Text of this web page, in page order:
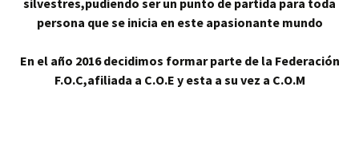
persona que se inicia en este apasionante mundo
En el año 2016 decidimos formar parte de la Federación
F.O.C,afiliada a C.O.E y esta a su vez a C.O.M